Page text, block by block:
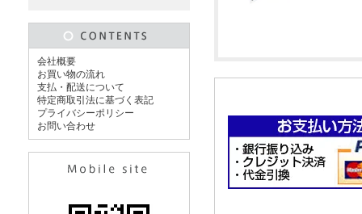
会社概要
お買い物の流れ
支払・配送について
特定商取引法に基づく表記
プライバシーポリシー
お問い合わせ